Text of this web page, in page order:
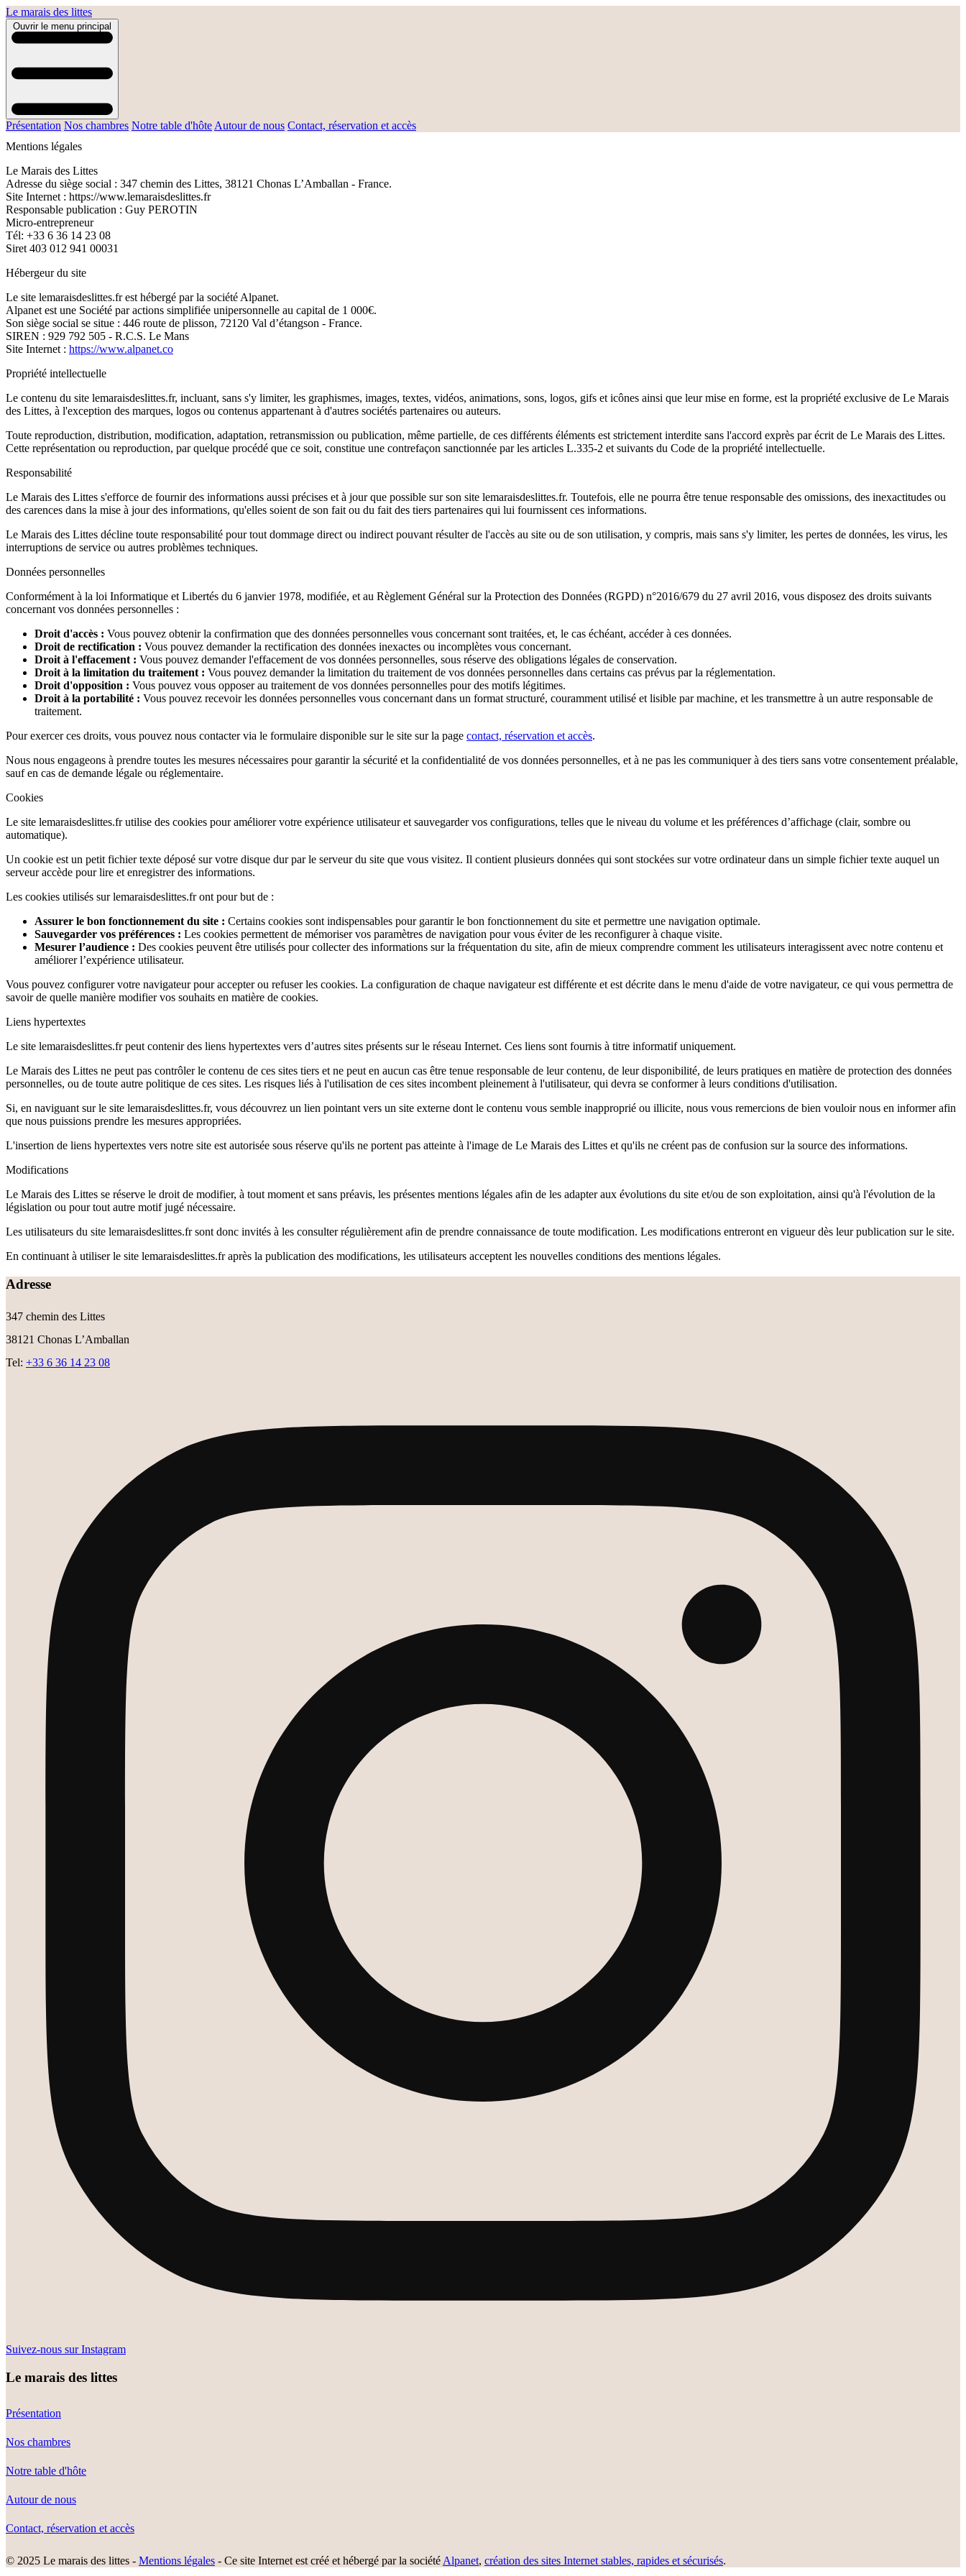
Le marais des littes
Ouvrir le menu principal
Présentation Nos chambres Notre table d'hôte Autour de nous Contact, réservation et accès
Mentions légales
Le Marais des Littes
Adresse du siège social : 347 chemin des Littes, 38121 Chonas L’Amballan - France.
Site Internet : https://www.lemaraisdeslittes.fr
Responsable publication : Guy PEROTIN
Micro-entrepreneur
Tél: +33 6 36 14 23 08
Siret 403 012 941 00031
Hébergeur du site
Le site lemaraisdeslittes.fr est hébergé par la société Alpanet.
Alpanet est une Société par actions simplifiée unipersonnelle au capital de 1 000€.
Son siège social se situe : 446 route de plisson, 72120 Val d’étangson - France.
SIREN : 929 792 505 - R.C.S. Le Mans
Site Internet : https://www.alpanet.co
Propriété intellectuelle
Le contenu du site lemaraisdeslittes.fr, incluant, sans s'y limiter, les graphismes, images, textes, vidéos, animations, sons, logos, gifs et icônes ainsi que leur mise en forme, est la propriété exclusive de Le Marais
des Littes, à l'exception des marques, logos ou contenus appartenant à d'autres sociétés partenaires ou auteurs.
Toute reproduction, distribution, modification, adaptation, retransmission ou publication, même partielle, de ces différents éléments est strictement interdite sans l'accord exprès par écrit de Le Marais des Littes.
Cette représentation ou reproduction, par quelque procédé que ce soit, constitue une contrefaçon sanctionnée par les articles L.335-2 et suivants du Code de la propriété intellectuelle.
Responsabilité
Le Marais des Littes s'efforce de fournir des informations aussi précises et à jour que possible sur son site lemaraisdeslittes.fr. Toutefois, elle ne pourra être tenue responsable des omissions, des inexactitudes ou
des carences dans la mise à jour des informations, qu'elles soient de son fait ou du fait des tiers partenaires qui lui fournissent ces informations.
Le Marais des Littes décline toute responsabilité pour tout dommage direct ou indirect pouvant résulter de l'accès au site ou de son utilisation, y compris, mais sans s'y limiter, les pertes de données, les virus, les
interruptions de service ou autres problèmes techniques.
Données personnelles
Conformément à la loi Informatique et Libertés du 6 janvier 1978, modifiée, et au Règlement Général sur la Protection des Données (RGPD) n°2016/679 du 27 avril 2016, vous disposez des droits suivants
concernant vos données personnelles :
Droit d'accès : Vous pouvez obtenir la confirmation que des données personnelles vous concernant sont traitées, et, le cas échéant, accéder à ces données.
Droit de rectification : Vous pouvez demander la rectification des données inexactes ou incomplètes vous concernant.
Droit à l'effacement : Vous pouvez demander l'effacement de vos données personnelles, sous réserve des obligations légales de conservation.
Droit à la limitation du traitement : Vous pouvez demander la limitation du traitement de vos données personnelles dans certains cas prévus par la réglementation.
Droit d'opposition : Vous pouvez vous opposer au traitement de vos données personnelles pour des motifs légitimes.
Droit à la portabilité : Vous pouvez recevoir les données personnelles vous concernant dans un format structuré, couramment utilisé et lisible par machine, et les transmettre à un autre responsable de
traitement.
Pour exercer ces droits, vous pouvez nous contacter via le formulaire disponible sur le site sur la page contact, réservation et accès.
Nous nous engageons à prendre toutes les mesures nécessaires pour garantir la sécurité et la confidentialité de vos données personnelles, et à ne pas les communiquer à des tiers sans votre consentement préalable,
sauf en cas de demande légale ou réglementaire.
Cookies
Le site lemaraisdeslittes.fr utilise des cookies pour améliorer votre expérience utilisateur et sauvegarder vos configurations, telles que le niveau du volume et les préférences d’affichage (clair, sombre ou
automatique).
Un cookie est un petit fichier texte déposé sur votre disque dur par le serveur du site que vous visitez. Il contient plusieurs données qui sont stockées sur votre ordinateur dans un simple fichier texte auquel un
serveur accède pour lire et enregistrer des informations.
Les cookies utilisés sur lemaraisdeslittes.fr ont pour but de :
Assurer le bon fonctionnement du site : Certains cookies sont indispensables pour garantir le bon fonctionnement du site et permettre une navigation optimale.
Sauvegarder vos préférences : Les cookies permettent de mémoriser vos paramètres de navigation pour vous éviter de les reconfigurer à chaque visite.
Mesurer l’audience : Des cookies peuvent être utilisés pour collecter des informations sur la fréquentation du site, afin de mieux comprendre comment les utilisateurs interagissent avec notre contenu et
améliorer l’expérience utilisateur.
Vous pouvez configurer votre navigateur pour accepter ou refuser les cookies. La configuration de chaque navigateur est différente et est décrite dans le menu d'aide de votre navigateur, ce qui vous permettra de
savoir de quelle manière modifier vos souhaits en matière de cookies.
Liens hypertextes
Le site lemaraisdeslittes.fr peut contenir des liens hypertextes vers d’autres sites présents sur le réseau Internet. Ces liens sont fournis à titre informatif uniquement.
Le Marais des Littes ne peut pas contrôler le contenu de ces sites tiers et ne peut en aucun cas être tenue responsable de leur contenu, de leur disponibilité, de leurs pratiques en matière de protection des données
personnelles, ou de toute autre politique de ces sites. Les risques liés à l'utilisation de ces sites incombent pleinement à l'utilisateur, qui devra se conformer à leurs conditions d'utilisation.
Si, en naviguant sur le site lemaraisdeslittes.fr, vous découvrez un lien pointant vers un site externe dont le contenu vous semble inapproprié ou illicite, nous vous remercions de bien vouloir nous en informer afin
que nous puissions prendre les mesures appropriées.
L'insertion de liens hypertextes vers notre site est autorisée sous réserve qu'ils ne portent pas atteinte à l'image de Le Marais des Littes et qu'ils ne créent pas de confusion sur la source des informations.
Modifications
Le Marais des Littes se réserve le droit de modifier, à tout moment et sans préavis, les présentes mentions légales afin de les adapter aux évolutions du site et/ou de son exploitation, ainsi qu'à l'évolution de la
législation ou pour tout autre motif jugé nécessaire.
Les utilisateurs du site lemaraisdeslittes.fr sont donc invités à les consulter régulièrement afin de prendre connaissance de toute modification. Les modifications entreront en vigueur dès leur publication sur le site.
En continuant à utiliser le site lemaraisdeslittes.fr après la publication des modifications, les utilisateurs acceptent les nouvelles conditions des mentions légales.
Adresse
347 chemin des Littes
38121 Chonas L’Amballan
Tel: +33 6 36 14 23 08
Suivez-nous sur Instagram
Le marais des littes
Présentation
Nos chambres
Notre table d'hôte
Autour de nous
Contact, réservation et accès
© 2025 Le marais des littes - Mentions légales - Ce site Internet est créé et hébergé par la société Alpanet, création des sites Internet stables, rapides et sécurisés.